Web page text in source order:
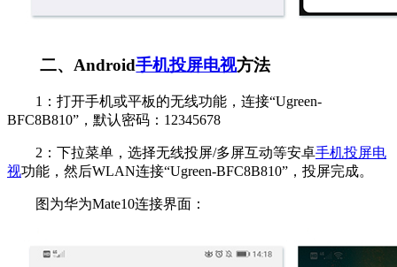
二、Android手机投屏电视方法
1：打开手机或平板的无线功能，连接“Ugreen-
BFC8B810”，默认密码：12345678
2：下拉菜单，选择无线投屏/多屏互动等安卓手机投屏电
视功能，然后WLAN连接“Ugreen-BFC8B810”，投屏完成。
图为华为Mate10连接界面：